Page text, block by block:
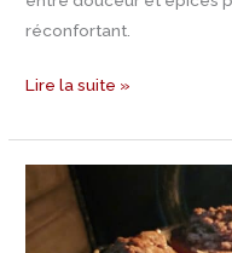
réconfortant.
Lire la suite »
Recette
Farcis
à